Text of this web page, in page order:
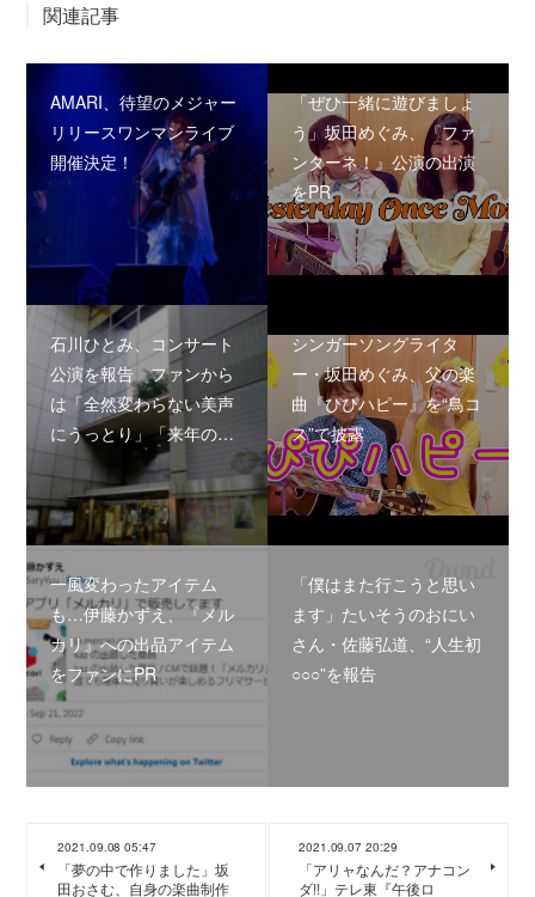
関連記事
AMARI、待望のメジャー
リリースワンマンライブ
開催決定！
「ぜひ一緒に遊びましょ
う」坂田めぐみ、『ファ
ンターネ！』公演の出演
をPR
石川ひとみ、コンサート
公演を報告 ファンから
は「全然変わらない美声
にうっとり」「来年の…
シンガーソングライタ
ー・坂田めぐみ、父の楽
曲『ぴぴハピー』を“鳥コ
ス”で披露
一風変わったアイテム
も…伊藤かずえ、『メル
カリ』への出品アイテム
をファンにPR
「僕はまた行こうと思い
ます」たいそうのおにい
さん・佐藤弘道、“人生初
○○○”を報告
2021.09.08 05:47
「夢の中で作りました」坂
田おさむ、自身の楽曲制作
2021.09.07 20:29
「アリャなんだ？アナコン
ダ!!」テレ東『午後ロ